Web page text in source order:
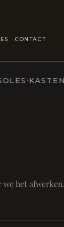
CONTACT
KASTEN TV-
we het afwerken.
& Hal